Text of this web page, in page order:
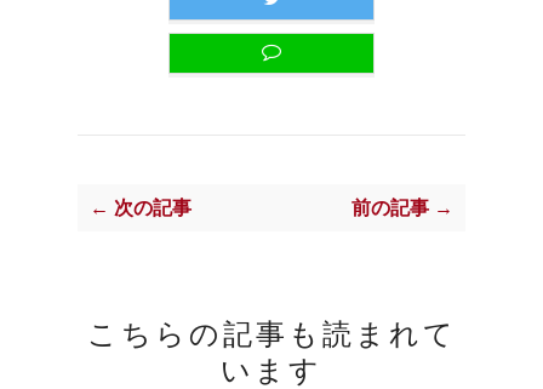
← 次の記事 前の記事 →
こちらの記事も読まれて
います